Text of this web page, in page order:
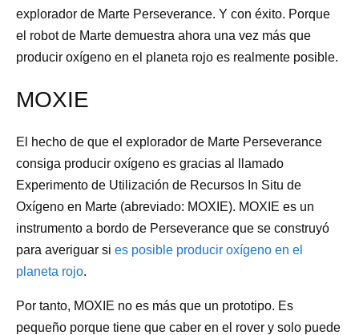
explorador de Marte Perseverance. Y con éxito. Porque
el robot de Marte demuestra ahora una vez más que
producir oxígeno en el planeta rojo es realmente posible.
MOXIE
El hecho de que el explorador de Marte Perseverance
consiga producir oxígeno es gracias al llamado
Experimento de Utilización de Recursos In Situ de
Oxígeno en Marte (abreviado: MOXIE). MOXIE es un
instrumento a bordo de Perseverance que se construyó
para averiguar si es posible producir oxígeno en el
planeta rojo.
Por tanto, MOXIE no es más que un prototipo. Es
pequeño porque tiene que caber en el rover y solo puede